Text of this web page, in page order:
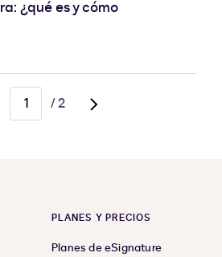
¿qué es y cómo
/2
Go
PLANES Y PRECIOS
Planes de eSignature